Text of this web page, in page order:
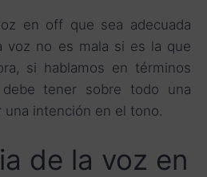
en off que sea adecuada
voz no es mala si es la que
si hablamos en términos
tener sobre todo una
una intención en el tono.
de la voz en